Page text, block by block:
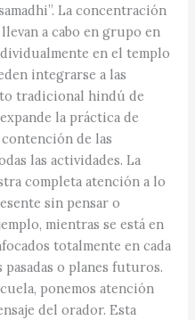
La concentración
a cabo en grupo en
en el templo
integrarse a las
tradicional hindú de
la práctica de
de las
las actividades. La
completa atención a lo
sin pensar o
mientras se está en
totalmente en cada
pasadas o planes futuros.
ponemos atención
del orador. Esta